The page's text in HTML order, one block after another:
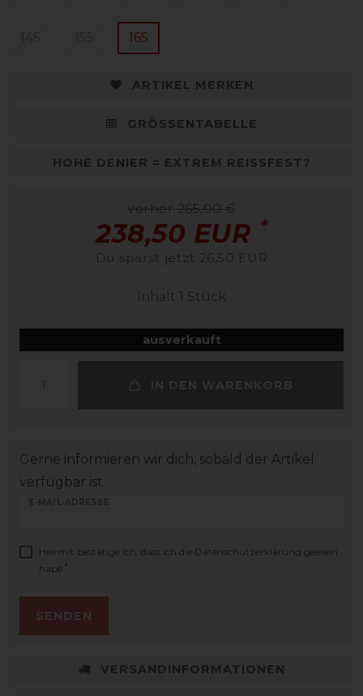
165
ARTIKEL MERKEN
GRÖSSENTABELLE
HOHE DENIER = EXTREM REISSFEST?
vorher 265,00 €
238,50 EUR *
Du sparst jetzt 26,50 EUR
Inhalt 1 Stück
ausverkauft
IN DEN WARENKORB
Gerne informieren wir dich, sobald der Artikel
verfügbar ist.
E-MAIL-ADRESSE
Hiermit bestätige ich, dass ich die Daten­schutz­erklärung gelesen
habe. *
SENDEN
VERSANDINFORMATIONEN